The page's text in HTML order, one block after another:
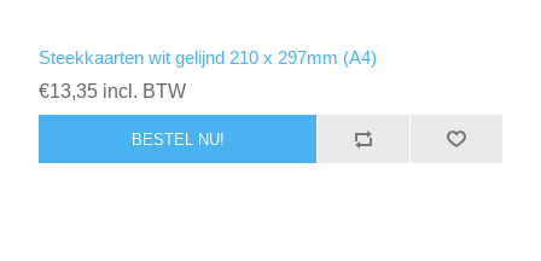
Steekkaarten wit gelijnd 210 x 297mm (A4)
€13,35 incl. BTW